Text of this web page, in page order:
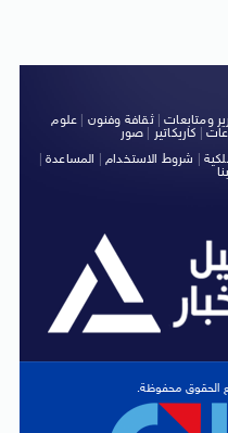
ومتابعات|ثقافة وفنون
علوم
كاريكاتير صور
شروط الاستخدام| المساعدة|